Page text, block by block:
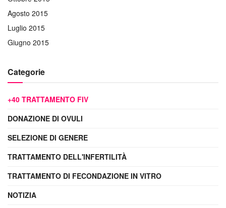
Agosto 2015
Luglio 2015
Giugno 2015
Categorie
+40 TRATTAMENTO FIV
DONAZIONE DI OVULI
SELEZIONE DI GENERE
TRATTAMENTO DELL'INFERTILITÀ
TRATTAMENTO DI FECONDAZIONE IN VITRO
NOTIZIA